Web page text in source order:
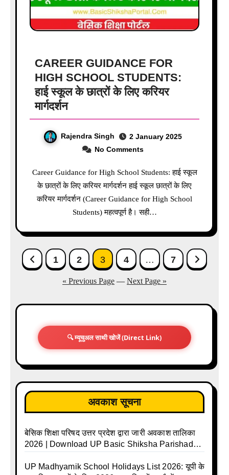
CAREER GUIDANCE FOR
HIGH SCHOOL STUDENTS:
हाई स्कूल के छात्रों के लिए करियर
मार्गदर्शन
Rajendra Singh
2 January 2025
No Comments
Career Guidance for High School Students: हाई स्कूल
के छात्रों के लिए करियर मार्गदर्शन हाई स्कूल छात्रों के लिए
करियर मार्गदर्शन (Career Guidance for High School
Students) महत्वपूर्ण है। सही…
Posts
pagination
1 2 3 4 … 7
« Previous Page — Next Page »
🔍 म्यूचुअल साथी खोजें (Direct Link)
अवकाश सूचना
बेसिक शिक्षा परिषद उत्तर प्रदेश द्वारा जारी अवकाश तालिका
2026 | Download UP Basic Shiksha Parishad
Basic School Avkash Talika UP 2026 | UP Basic
UP Madhyamik School Holidays List 2026: यूपी के